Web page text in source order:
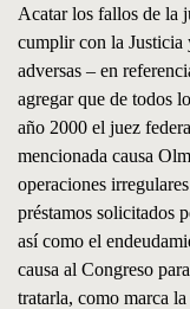
Acatar los fallos de la
cumplir con la Justicia
adversas – en
agregar que de todos
año 2000 el juez
mencionada causa
operaciones
préstamos solicitados
así como el
causa al Congreso
tratarla, como marca